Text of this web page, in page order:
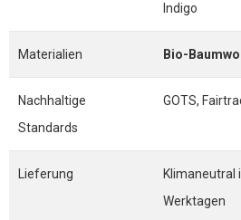
Indigo
Materialien Bio-
Nachhaltige
Standards
GOTS,
Lieferung
Klimaneutral
Werktagen